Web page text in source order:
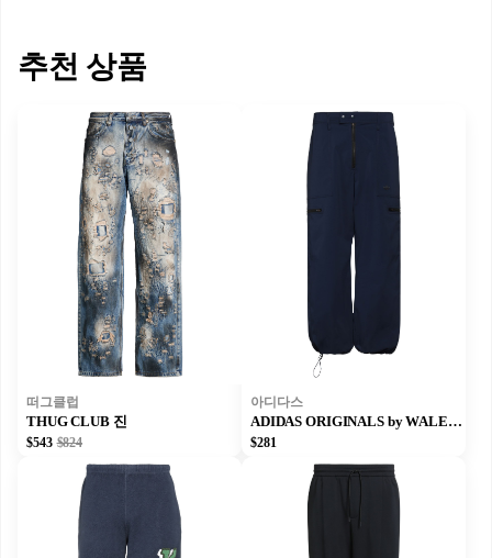
추천 상품
떠그클럽
THUG CLUB 진
$543 $824
아디다스
ADIDAS ORIGINALS by WALES BONNER 캐주얼 바지
$281